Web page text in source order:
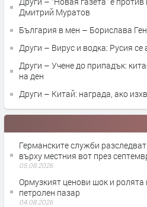
Дмитрий Муратов
България в мен – Борислава
Други – Вирус и водка: Русия се
Други – Учене до припадък:
на ден
Други – Китай: награда, ако
Германските служби
върху местния вот през
05.08.2026
Ормузкият ценови шок и ролята
петролен пазар
04.08.2026